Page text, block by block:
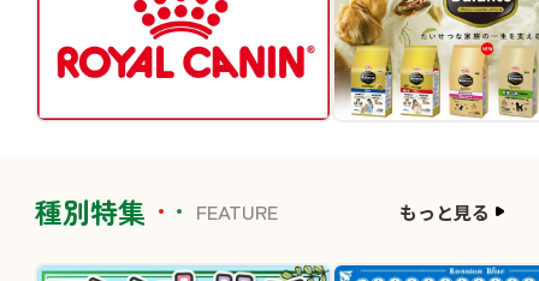
種別特集 FEATURE もっと見る